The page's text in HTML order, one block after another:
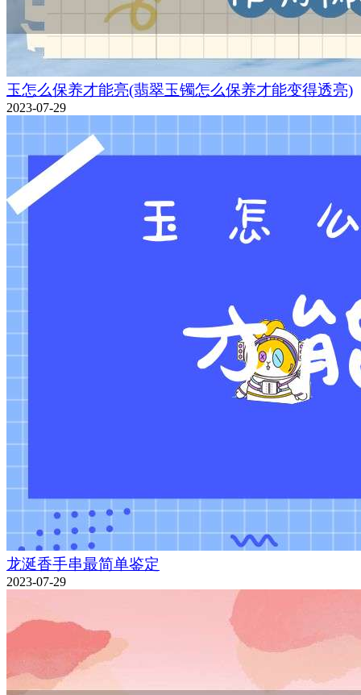
玉怎么保养才能亮(翡翠玉镯怎么保养才能变得透亮)
2023-07-29
龙涎香手串最简单鉴定
2023-07-29